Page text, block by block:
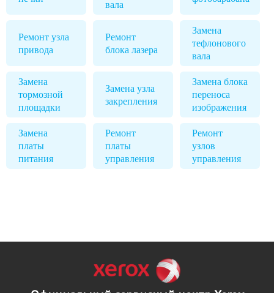
вала
Ремонт узла
привода
Ремонт
блока лазера
Замена
тефлонового
вала
Замена
тормозной
площадки
Замена узла
закрепления
Замена блока
переноса
изображения
Замена
платы
питания
Ремонт
платы
управления
Ремонт
узлов
управления